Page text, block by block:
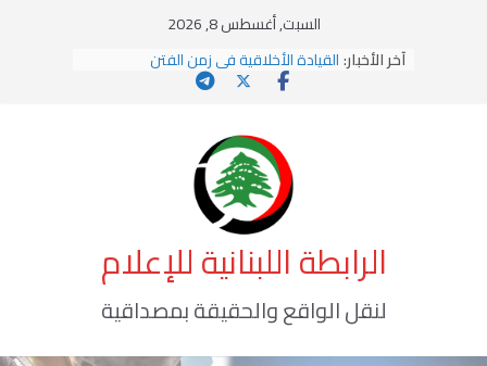
السبت, أغسطس 8, 2026
آخر الأخبار:القيادة الأخلاقية في زمن الفتن
الاستلاب الثقافي وتحديات الهوية الإسلامية
يومَ يَفيضُ العَرَقُ
الرابطة اللبنانية للإعلام
لنقل الواقع والحقيقة بمصداقية